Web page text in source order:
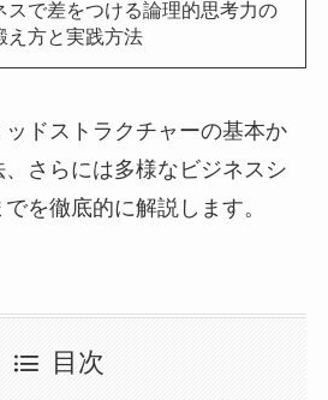
スで差をつける論理的思考力の
え方と実践方法
ドストラクチャーの基本か
さらには多様なビジネスシ
を徹底的に解説します。
目次